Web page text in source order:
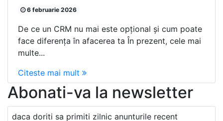
6 februarie 2026
De ce un CRM nu mai este opțional și cum poate
face diferența în afacerea ta În prezent, cele mai
multe...
Citeste mai mult
Abonati-va la newsletter
daca doriti sa primiti zilnic anunturile recent